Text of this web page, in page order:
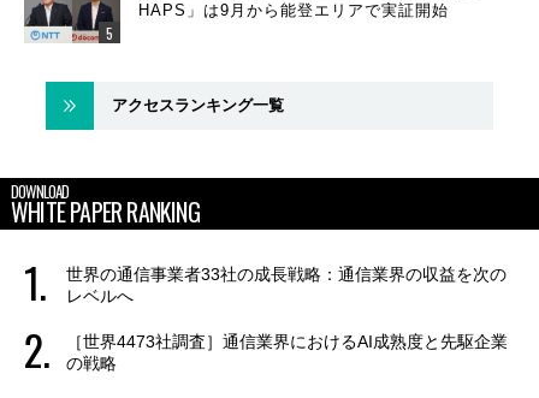
HAPS」は9月から能登エリアで実証開始
アクセスランキング一覧
DOWNLOAD
WHITE PAPER RANKING
世界の通信事業者33社の成長戦略：通信業界の収益を次の
レベルへ
［世界4473社調査］通信業界におけるAI成熟度と先駆企業
の戦略